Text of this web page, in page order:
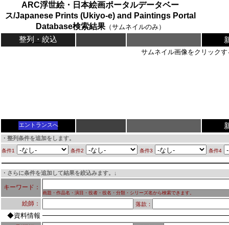
ARC浮世絵・日本絵画ポータルデータベー
ス/Japanese Prints (Ukiyo-e) and Paintings Portal
Database検索結果（サムネイルのみ）
整列・絞込
サムネイル画像をクリック
エントランスへ
・整列条件を追加をします。
条件1 条件2 条件3 条件4
・さらに条件を追加して結果を絞込みます。↓
キーワード：
画題・作品名・演目・役者・役名・分類・シリーズ名から検索できます。
絵師： 落款：
◆資料情報